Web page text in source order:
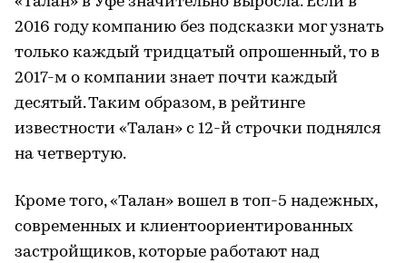
2016 году компанию без подсказки мог узнать
только каждый тридцатый опрошенный, то в
2017-м о компании знает почти каждый
десятый. Таким образом, в рейтинге
известности «Талан» с 12-й строчки поднялся
на четвертую.
Кроме того, «Талан» вошел в топ-5 надежных,
современных и клиентоориентированных
застройщиков, которые работают над